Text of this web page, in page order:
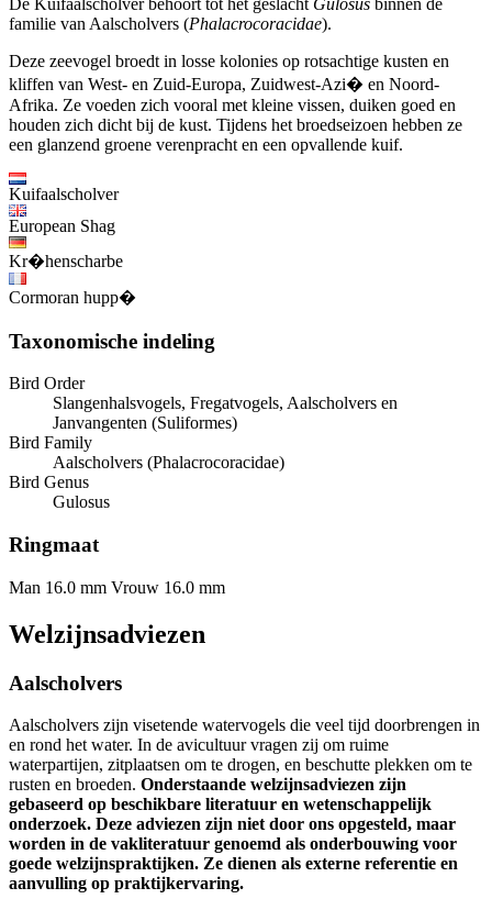
De Kuifaalscholver behoort tot het geslacht Gulosus binnen de
familie van Aalscholvers (Phalacrocoracidae).
Deze zeevogel broedt in losse kolonies op rotsachtige kusten en
kliffen van West- en Zuid-Europa, Zuidwest-Azi� en Noord-
Afrika. Ze voeden zich vooral met kleine vissen, duiken goed en
houden zich dicht bij de kust. Tijdens het broedseizoen hebben ze
een glanzend groene verenpracht en een opvallende kuif.
Kuifaalscholver
European Shag
Kr�henscharbe
Cormoran hupp�
Taxonomische indeling
Bird Order
Slangenhalsvogels, Fregatvogels, Aalscholvers en
Janvangenten (Suliformes)
Bird Family
Aalscholvers (Phalacrocoracidae)
Bird Genus
Gulosus
Ringmaat
Man 16.0 mm Vrouw 16.0 mm
Welzijnsadviezen
Aalscholvers
Aalscholvers zijn visetende watervogels die veel tijd doorbrengen in
en rond het water. In de avicultuur vragen zij om ruime
waterpartijen, zitplaatsen om te drogen, en beschutte plekken om te
rusten en broeden. Onderstaande welzijnsadviezen zijn
gebaseerd op beschikbare literatuur en wetenschappelijk
onderzoek. Deze adviezen zijn niet door ons opgesteld, maar
worden in de vakliteratuur genoemd als onderbouwing voor
goede welzijnspraktijken. Ze dienen als externe referentie en
aanvulling op praktijkervaring.